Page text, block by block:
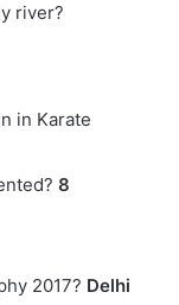
river?
in Karate
8
2017? Delhi